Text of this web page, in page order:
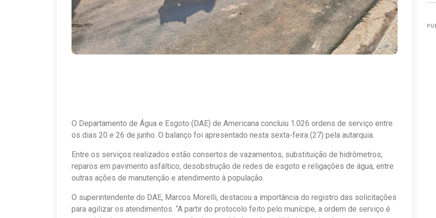
O Departamento de Água e Esgoto (DAE) de Americana concluiu 1.026 ordens de serviço entre
os dias 20 e 26 de junho. O balanço foi apresentado nesta sexta-feira (27) pela autarquia.
Entre os serviços realizados estão consertos de vazamentos, substituição de hidrômetros,
reparos em pavimento asfáltico, desobstrução de redes de esgoto e religações de água, entre
outras ações de manutenção e atendimento à população.
O superintendente do DAE, Marcos Morelli, destacou a importância do registro das solicitações
para agilizar os atendimentos. “A partir do protocolo feito pelo munícipe, a ordem de serviço é